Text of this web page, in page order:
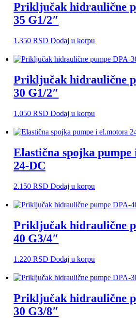
Priključak hidraulične
35 G1/2″
1.350 RSD Dodaj u korpu
Priključak hidraulične
30 G1/2″
1.050 RSD Dodaj u korpu
Elastična spojka pumpe
24-DC
2.150 RSD Dodaj u korpu
Priključak hidraulične
40 G3/4″
1.220 RSD Dodaj u korpu
Priključak hidraulične
30 G3/8″